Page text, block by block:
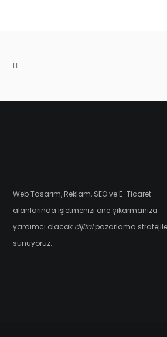
Web Tasarım, Reklam, SEO ve E-Ticaret
alanlarında işletmenizi öne çıkarmanıza
yardımcı olacak dijitalpazarlama
sunuyoruz.